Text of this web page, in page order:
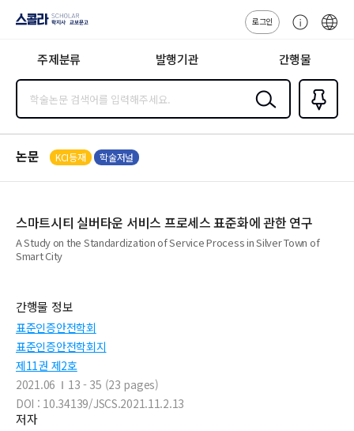
지사·교보문고
로그인
센
주제분류 발행기관 간행물
검색
즐겨찾
기0
논문 KCI등재 학술저널
스마트시티 실버타운 서비스 프로세스 표준화에 관한 연구
A Study on the Standardization of Service Process in Silver Town of
Smart City
간행물 정보
표준인증안전학회
표준인증안전학회지
제11권 제2호
2021.06
13 - 35 (23 pages)
DOI : 10.34139/JSCS.2021.11.2.13
저자